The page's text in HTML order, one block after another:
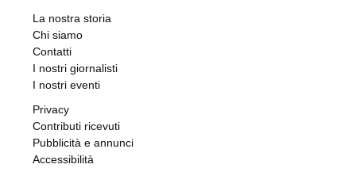
La nostra storia
Chi siamo
Contatti
I nostri giornalisti
I nostri eventi
Privacy
Contributi ricevuti
Pubblicità e annunci
Accessibilità